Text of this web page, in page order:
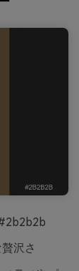
沢さ